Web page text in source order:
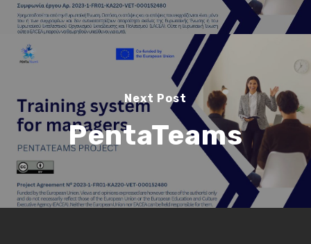
Next Post
PentaTeams
Search